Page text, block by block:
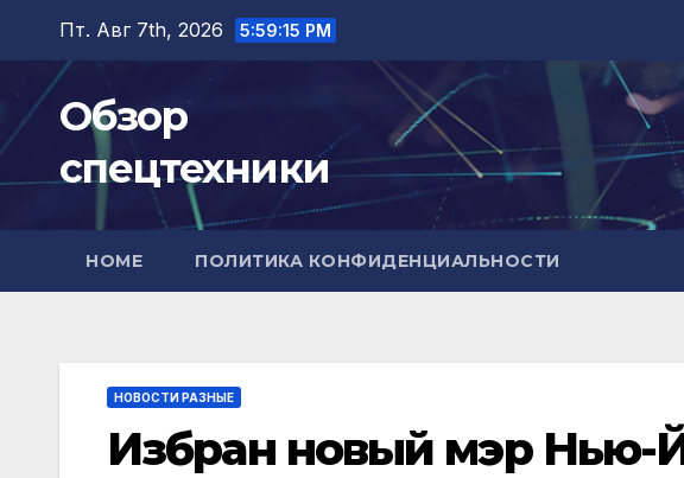
Перейти
содержимому
Пт. Авг 7th, 2026 5:59:16 PM
Обзор
спецтехники
HOME ПОЛИТИКА КОНФИДЕНЦИАЛЬНОСТИ
НОВОСТИ РАЗНЫЕ
Избран новый мэр Нью-